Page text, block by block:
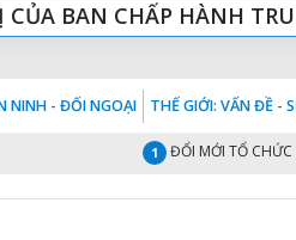
BAN CHẤP HÀNH
NINH - ĐỐI NGOẠI THẾ GIỚI: VẤN ĐỀ -
ĐỔI MỚI TỔ CHỨC BỘ